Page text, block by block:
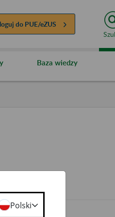
do PUE/eZUS
Baza wiedzy
Polski